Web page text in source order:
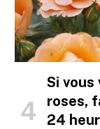
Si vous
roses,
24